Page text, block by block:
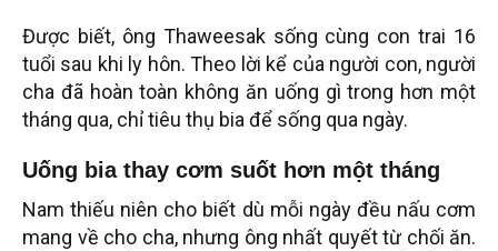
Được biết, ông Thaweesak sống cùng con trai 16
tuổi sau khi ly hôn. Theo lời kể của người con, người
cha đã hoàn toàn không ăn uống gì trong hơn một
tháng qua, chỉ tiêu thụ bia để sống qua ngày.
Uống bia thay cơm suốt hơn một tháng
Nam thiếu niên cho biết dù mỗi ngày đều nấu cơm
mang về cho cha, nhưng ông nhất quyết từ chối ăn.